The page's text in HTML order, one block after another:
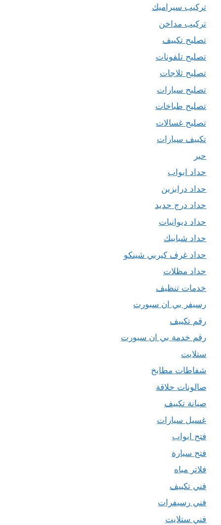
تركيب سيراميك
تركيب مداخن
تصليح تكييف
تصليح تلفونات
تصليح ثلاجات
تصليح سيارات
تصليح طباخات
تصليح غسالات
تكييف سيارات
حبر
حداد ابواب
حداد درابزين
حداد درج حديد
حداد ديوانيات
حداد شبابيك
حداد غرف كيربي شينكو
حداد مظلات
خدمات تنظيف
رسيفر بي ان سبورت
رقم تكييف
رقم خدمة بي ان سبورت
ستلايت
شفاطات مطابخ
صالونات حلاقة
صيانة تكييف
غسيل سيارات
فتح ابواب
فتح سيارة
فلاتر مياه
فني تكييف
فني رسيفرات
فني ستلايت